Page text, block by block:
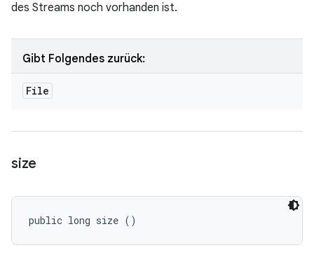
des Streams noch vorhanden ist.
Gibt Folgendes zurück:
File
size
public long size ()